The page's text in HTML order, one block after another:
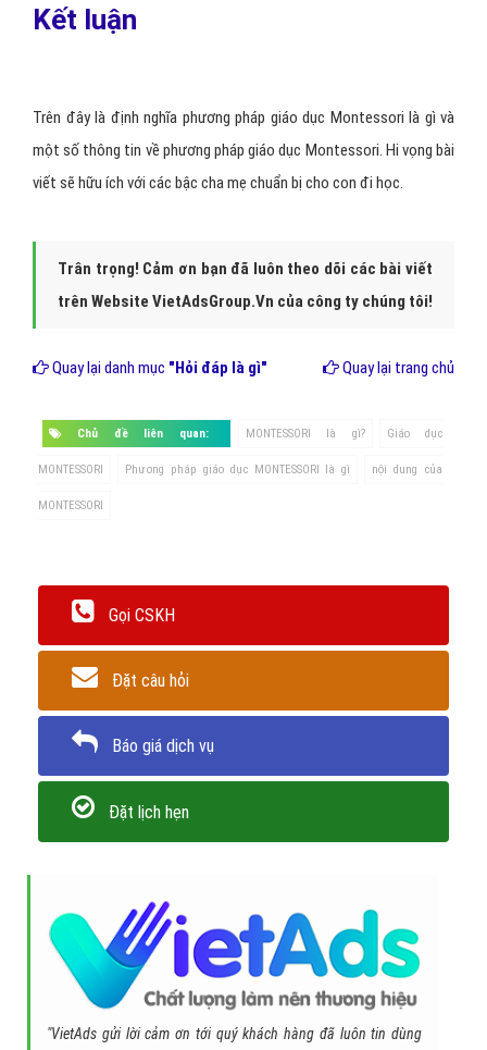
Kết luận
Trên đây là định nghĩa phương pháp giáo dục Montessori là gì và
một số thông tin về phương pháp giáo dục Montessori. Hi vọng bài
viết sẽ hữu ích với các bậc cha mẹ chuẩn bị cho con đi học.
Trân trọng! Cảm ơn bạn đã luôn theo dõi các bài viết
trên Website VietAdsGroup.Vn của công ty chúng tôi!
Quay lại danh mục "Hỏi đáp là gì" Quay lại trang chủ
Chủ đề liên quan: MONTESSORI là gì? Giáo dục
MONTESSORI Phương pháp giáo dục MONTESSORI là gì nội dung của
MONTESSORI
Gọi CSKH
Đặt câu hỏi
Báo giá dịch vụ
Đặt lịch hẹn
"VietAds gửi lời cảm ơn tới quý khách hàng đã luôn tin dùng